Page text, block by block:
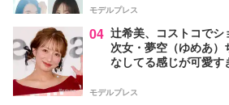
モデルプレス
04 辻希美、コストコで
次女・夢空（ゆめあ）
なしてる感じが可愛
モデルプレス